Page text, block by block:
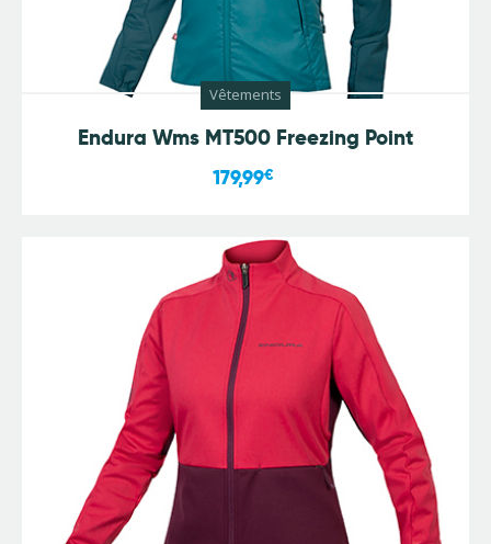
Vêtements
Endura Wms MT500 Freezing Point
179,99€